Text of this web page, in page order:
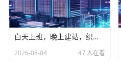
白天上班，晚上建站，织梦CMS让副业从想法变成睡后收入
2026-08-04 47 人在看